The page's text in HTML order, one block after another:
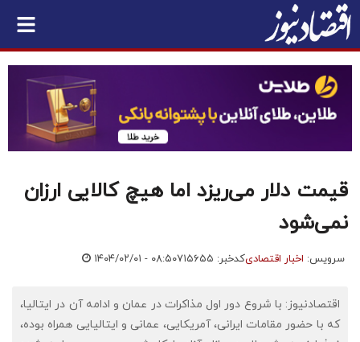
قیمت دلار می‌ریزد اما هیچ کالایی ارزان
نمی‌شود
سرویس: اخبار اقتصادیکدخبر: ۷۱۵۶۵۵ ۱۴۰۴/۰۲/۰۱ - ۰۸:۵۰
اقتصادنیوز: با شروع دور اول مذاکرات در عمان و ادامه آن در ایتالیا،
که با حضور مقامات ایرانی، آمریکایی، عمانی و ایتالیایی همراه بوده،